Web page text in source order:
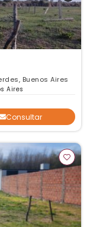
Buenos Aires
Aires
Consultar